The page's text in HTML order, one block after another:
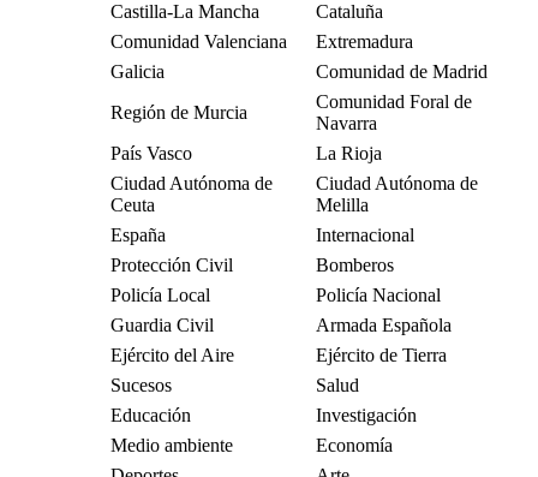
Castilla-La Mancha
Cataluña
Comunidad Valenciana
Extremadura
Galicia
Comunidad de Madrid
Región de Murcia
Comunidad Foral de
Navarra
País Vasco
La Rioja
Ciudad Autónoma de
Ceuta
Ciudad Autónoma de
Melilla
España
Internacional
Protección Civil
Bomberos
Policía Local
Policía Nacional
Guardia Civil
Armada Española
Ejército del Aire
Ejército de Tierra
Sucesos
Salud
Educación
Investigación
Medio ambiente
Economía